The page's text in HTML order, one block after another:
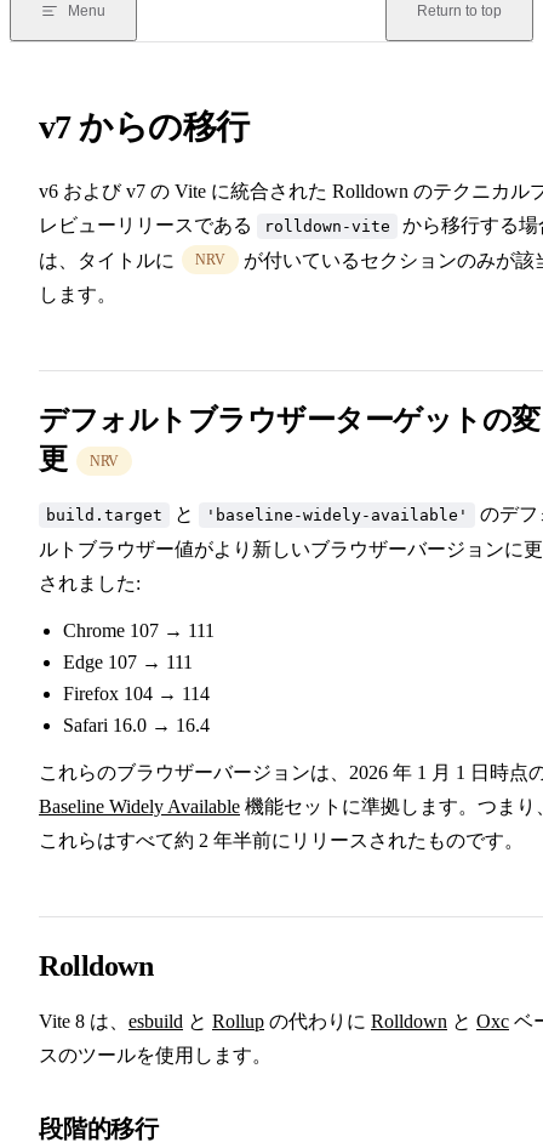
Menu Return to top
v7 からの移行
v6 および v7 の Vite に統合された Rolldown のテクニカル
レビューリリースである
rolldown-vite
から移行する場
は、タイトルに
NRV
が付いているセクションのみが該
します。
デフォルトブラウザーターゲットの変
更
NRV
build.target と 'baseline-widely-available'
のデフ
ルトブラウザー値がより新しいブラウザーバージョンに
されました:
Chrome 107 → 111
Edge 107 → 111
Firefox 104 → 114
Safari 16.0 → 16.4
これらのブラウザーバージョンは、2026 年 1 月 1 日時点
Baseline Widely Available 機能セットに準拠します。つまり
これらはすべて約 2 年半前にリリースされたものです。
Rolldown
Vite 8 は、 esbuild と Rollup の代わりに Rolldown と Oxc ベ
スのツールを使用します。
段階的移行